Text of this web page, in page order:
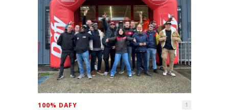
100% DAFY 1